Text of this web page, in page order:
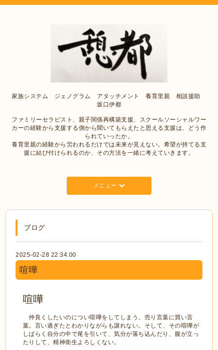
家族システム ジェノグラム アタッチメント 養育里親 相談援助
坂口伊都
ファミリーセラピスト、親子関係再構築支援、スクールソーシャルワー
カーの経験から支援する側から聞いてもらえたと思える支援は、どう作
られていったか。
養育里親の経験から労われるだけでは未来が見えない。希望が持てる支
援に結び付けられるのか、その方法を一緒に考えていきます。
メニュー
ブログ
2025-02-28 22:34:00
喧嘩
喧嘩
仲良くしたいのについ喧嘩をしてしまう。売り言葉に買い言
葉。言い過ぎたとわかりながらも譲れない。そして、その喧嘩が
しばらく自分の中で尾を引いて、気分が落ち込んだり、腹が立っ
たりして、精神衛生よろしくない。